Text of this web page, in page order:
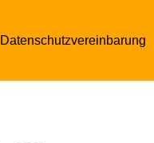
Datenschutzvereinbarung